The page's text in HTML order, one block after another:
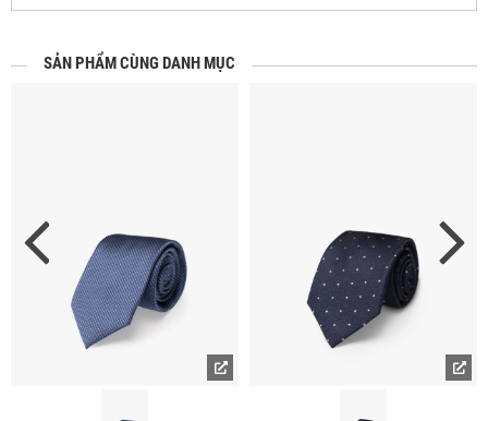
SẢN PHẨM CÙNG DANH MỤC